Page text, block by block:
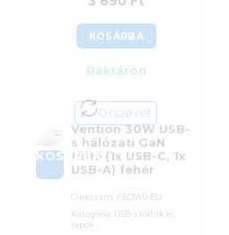
KOSÁRBA
Raktáron
Összevet
KOSÁRBA
Vention 30W USB-
s hálózati GaN
töltő (1x USB-C, 1x
USB-A) fehér
Cikkszám: FEQW0-EU
Kategória: USB-s töltők és
tápok